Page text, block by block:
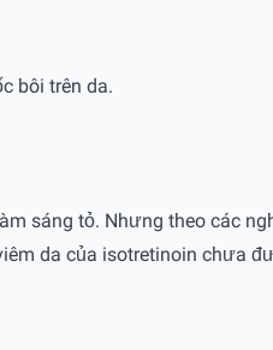
bôi trên da.
sáng tỏ. Nhưng theo các
da của isotretinoin chưa